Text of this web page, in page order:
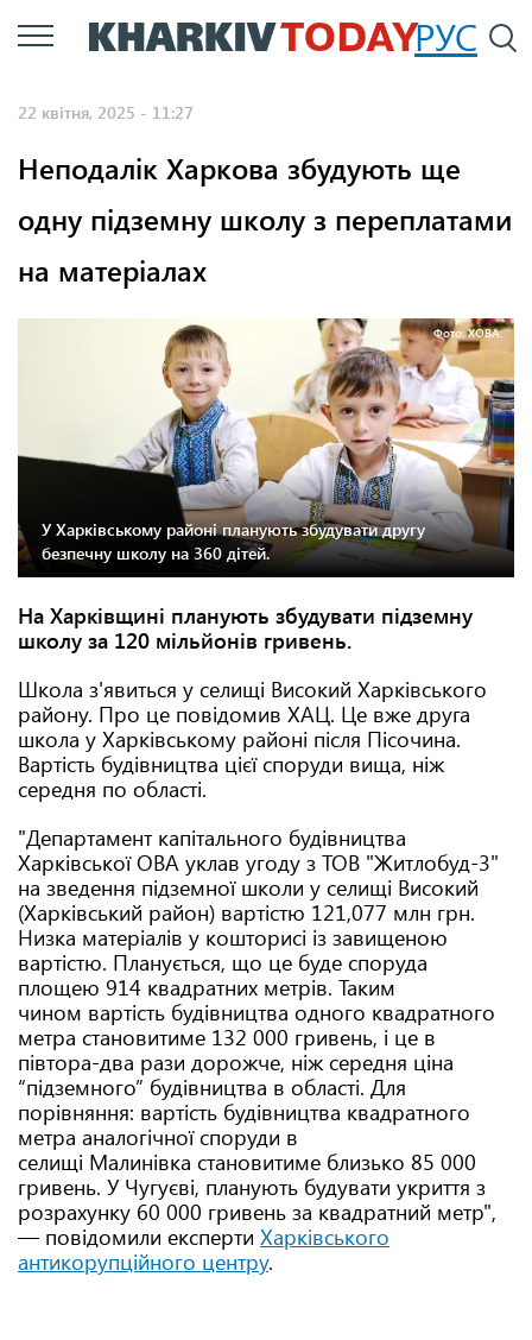
Перейти
до
РУС
22 квітня, 2025 - 11:27
Неподалік Харкова збудують ще
одну підземну школу з переплатами
на матеріалах
Фото: ХОВА.
У Харківському районі планують збудувати другу
безпечну школу на 360 дітей.
На Харківщині планують збудувати підземну
школу за 120 мільйонів гривень.
Школа з'явиться у селищі Високий Харківського
району. Про це повідомив ХАЦ. Це вже друга
школа у Харківському районі після Пісочина.
Вартість будівництва цієї споруди вища, ніж
середня по області.
"Департамент капітального будівництва
Харківської ОВА уклав угоду з ТОВ "Житлобуд-3"
на зведення підземної школи у селищі Високий
(Харківський район) вартістю 121,077 млн грн.
Низка матеріалів у кошторисі із завищеною
вартістю. Планується, що це буде споруда
площею 914 квадратних метрів. Таким
чином вартість будівництва одного квадратного
метра становитиме 132 000 гривень, і це в
півтора-два рази дорожче, ніж середня ціна
“підземного” будівництва в області. Для
порівняння: вартість будівництва квадратного
метра аналогічної споруди в
селищі Малинівка становитиме близько 85 000
гривень. У Чугуєві, планують будувати укриття з
розрахунку 60 000 гривень за квадратний метр",
— повідомили експерти Харківського
антикорупційного центру.